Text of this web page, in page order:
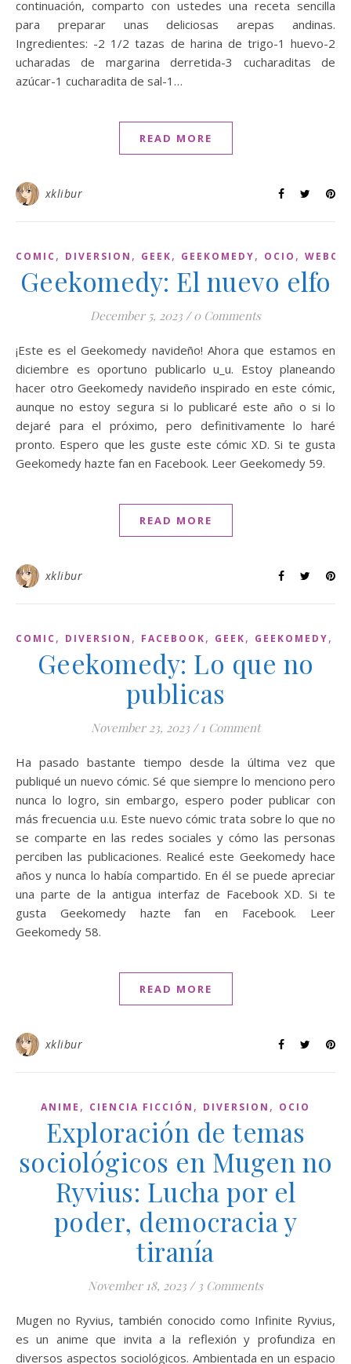
continuación, comparto con ustedes una receta sencilla
para preparar unas deliciosas arepas andinas.
Ingredientes: -2 1/2 tazas de harina de trigo-1 huevo-2
ucharadas de margarina derretida-3 cucharaditas de
azúcar-1 cucharadita de sal-1…
READ MORE
xklibur
COMIC , DIVERSION , GEEK, GEEKOMEDY, OCIO ,
Geekomedy: El nuevo elfo
December 5, 2023 / 0 Comments
¡Este es el Geekomedy navideño! Ahora que estamos en
diciembre es oportuno publicarlo u_u. Estoy planeando
hacer otro Geekomedy navideño inspirado en este cómic,
aunque no estoy segura si lo publicaré este año o si lo
dejaré para el próximo, pero definitivamente lo haré
pronto. Espero que les guste este cómic XD. Si te gusta
Geekomedy hazte fan en Facebook. Leer Geekomedy 59.
READ MORE
xklibur
COMIC , DIVERSION , FACEBOOK, GEEK, GEEKOMEDY,
Geekomedy: Lo que no
publicas
November 23, 2023 / 1 Comment
Ha pasado bastante tiempo desde la última vez que
publiqué un nuevo cómic. Sé que siempre lo menciono pero
nunca lo logro, sin embargo, espero poder publicar con
más frecuencia u.u. Este nuevo cómic trata sobre lo que no
se comparte en las redes sociales y cómo las personas
perciben las publicaciones. Realicé este Geekomedy hace
años y nunca lo había compartido. En él se puede apreciar
una parte de la antigua interfaz de Facebook XD. Si te
gusta Geekomedy hazte fan en Facebook. Leer
Geekomedy 58.
READ MORE
xklibur
ANIME , CIENCIA FICCIÓN , DIVERSION , OCIO
Exploración de temas
sociológicos en Mugen no
Ryvius: Lucha por el
poder, democracia y
tiranía
November 18, 2023 / 3 Comments
Mugen no Ryvius, también conocido como Infinite Ryvius,
es un anime que invita a la reflexión y profundiza en
diversos aspectos sociológicos. Ambientada en un espacio